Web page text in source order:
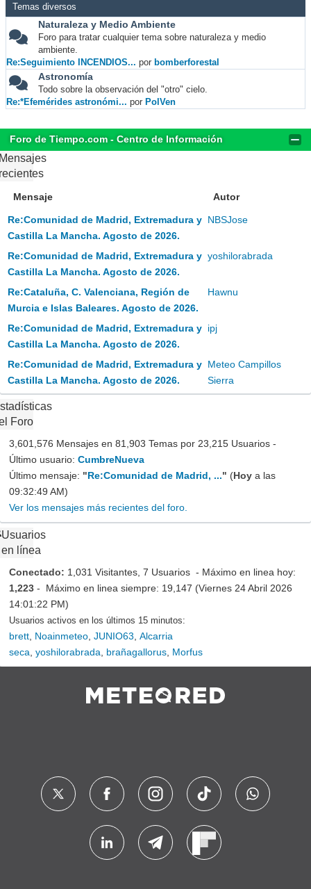
Temas diversos
Naturaleza y Medio Ambiente
Foro para tratar cualquier tema sobre naturaleza y medio
ambiente.
Re:Seguimiento INCENDIOS... por bomberforestal
Astronomía
Todo sobre la observación del "otro" cielo.
Re:*Efemérides astronómi... por PolVen
Foro de Tiempo.com - Centro de Información
Mensaje Autor
Re:Comunidad de Madrid, Extremadura y
Castilla La Mancha. Agosto de 2026.
NBSJose
Re:Comunidad de Madrid, Extremadura y
Castilla La Mancha. Agosto de 2026.
yoshilorabrada
Re:Cataluña, C. Valenciana, Región de
Murcia e Islas Baleares. Agosto de 2026.
Hawnu
Re:Comunidad de Madrid, Extremadura y
Castilla La Mancha. Agosto de 2026.
ipj
Re:Comunidad de Madrid, Extremadura y
Castilla La Mancha. Agosto de 2026.
Meteo Campillos
Sierra
Foro
3,601,576 Mensajes en 81,903 Temas por 23,215 Usuarios -
Último usuario: CumbreNueva
Último mensaje: "Re:Comunidad de Madrid, ..." (Hoy a las
09:32:49 AM)
Ver los mensajes más recientes del foro.
Usuarios
en línea
Conectado: 1,031 Visitantes, 7 Usuarios - Máximo en linea hoy:
1,223 - Máximo en linea siempre: 19,147 (Viernes 24 Abril 2026
14:01:22 PM)
Usuarios activos en los últimos 15 minutos:
brett Noainmeteo JUNIO63 Alcarria
seca yoshilorabrada brañagallorus Morfus